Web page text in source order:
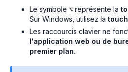
Le symbole ⌥ représente la
Sur Windows, utilisez la
Les raccourcis clavier ne
l'application web ou de
premier plan.